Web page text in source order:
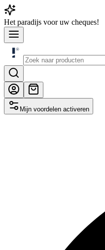
Het paradijs voor uw cheques!
Mijn voordelen activeren